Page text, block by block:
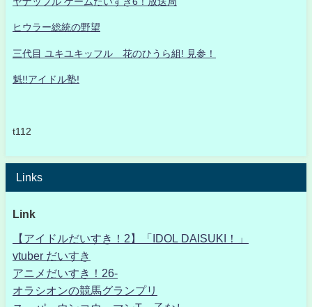
ヒウラー総統の野望
三代目 ユキユキッフル 花のひうら組! 見参！
魁!!アイドル塾!
t112
Links
Link
【アイドルだいすき！2】「IDOL DAISUKI！」
vtuber だいすき
アニメだいすき！26-
オラシオンの競馬グランプリ